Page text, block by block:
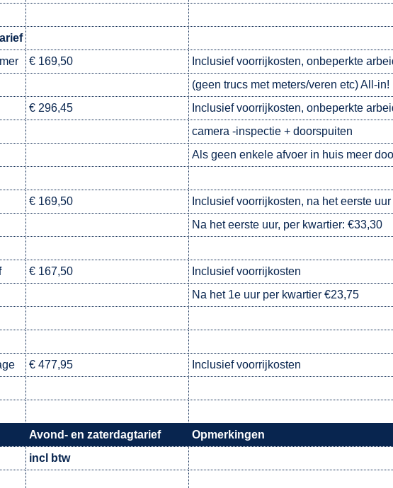
€ 169,50
Inclusief voorrijkosten, onbeperkte
(geen trucs met meters/veren etc) All-in!
€ 296,45
Inclusief voorrijkosten, onbeperkte
camera -inspectie + doorspuiten
Als geen enkele afvoer in huis meer
€ 169,50
Inclusief voorrijkosten, na het eerste uur
Na het eerste uur, per kwartier: €33,30
€ 167,50
Inclusief voorrijkosten
Na het 1e uur per kwartier €23,75
€ 477,95 Inclusief voorrijkosten
Avond- en zaterdagtarief
Opmerkingen
incl btw